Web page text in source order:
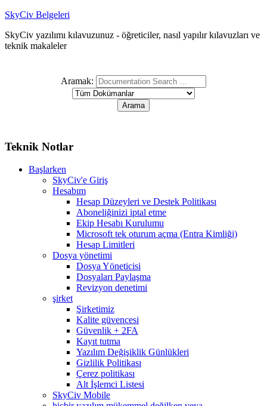
SkyCiv Belgeleri
SkyCiv yazılımı kılavuzunuz - öğreticiler, nasıl yapılır kılavuzları ve
teknik makaleler
Aramak:
Teknik Notlar
Başlarken
SkyCiv'e Giriş
Hesabım
Hesap Düzeyleri ve Destek Politikası
Aboneliğinizi iptal etme
Ekip Hesabı Kurulumu
Microsoft tek oturum açma (Entra Kimliği)
Hesap Limitleri
Dosya yönetimi
Dosya Yöneticisi
Dosyaları Paylaşma
Revizyon denetimi
şirket
Şirketimiz
Kalite güvencesi
Güvenlik + 2FA
Kayıt tutma
Yazılım Değişiklik Günlükleri
Gizlilik Politikası
Çerez politikası
Alt İşlemci Listesi
SkyCiv Mobile